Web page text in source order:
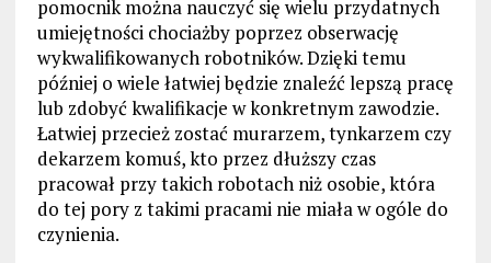
pomocnik można nauczyć się wielu przydatnych
umiejętności chociażby poprzez obserwację
wykwalifikowanych robotników. Dzięki temu
później o wiele łatwiej będzie znaleźć lepszą pracę
lub zdobyć kwalifikacje w konkretnym zawodzie.
Łatwiej przecież zostać murarzem, tynkarzem czy
dekarzem komuś, kto przez dłuższy czas
pracował przy takich robotach niż osobie, która
do tej pory z takimi pracami nie miała w ogóle do
czynienia.